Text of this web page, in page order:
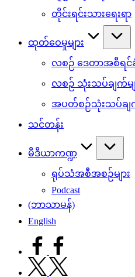
တိုင်းရင်းသားရေးရာ
ထုတ်ဝေမှုများ
လစဉ် ဒေတာအစီရင်
လစဉ် သုံးသပ်ချက်မျ
အပတ်စဉ်သုံးသပ်ချက်
သင်တန်း
မီဒီယာကဏ္ဍ
ရုပ်သံအစီအစဉ်များ
Podcast
(ဘာသာမန်)
English
facebook.com
twitter.com